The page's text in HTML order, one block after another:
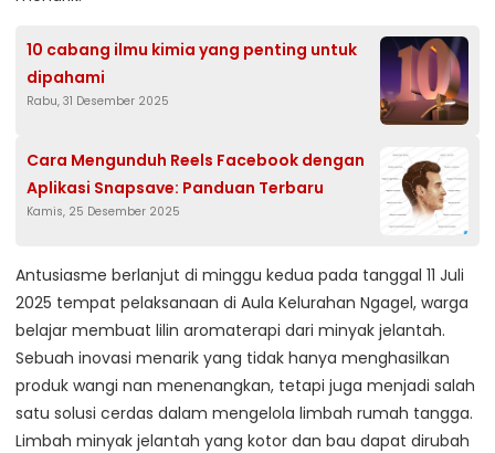
10 cabang ilmu kimia yang penting untuk
dipahami
Rabu, 31 Desember 2025
Cara Mengunduh Reels Facebook dengan
Aplikasi Snapsave: Panduan Terbaru
Kamis, 25 Desember 2025
Antusiasme berlanjut di minggu kedua pada tanggal 11 Juli
2025 tempat pelaksanaan di Aula Kelurahan Ngagel, warga
belajar membuat lilin aromaterapi dari minyak jelantah.
Sebuah inovasi menarik yang tidak hanya menghasilkan
produk wangi nan menenangkan, tetapi juga menjadi salah
satu solusi cerdas dalam mengelola limbah rumah tangga.
Limbah minyak jelantah yang kotor dan bau dapat dirubah